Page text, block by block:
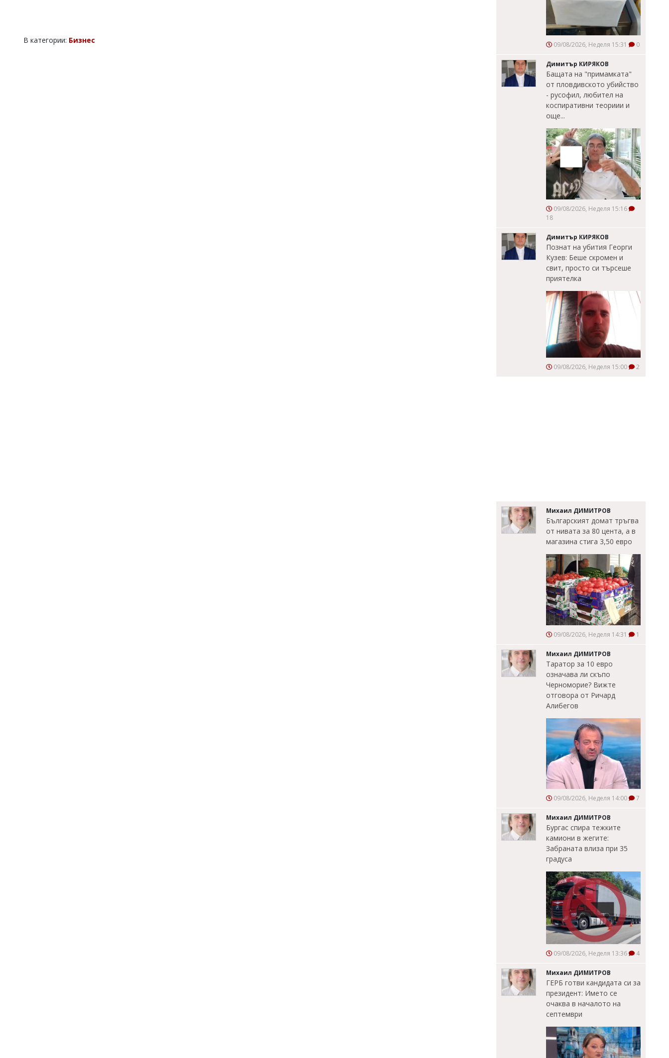
В категории: Бизнес 09/08/2026, Неделя 15:31 0
Димитър КИРЯКОВ
Бащата на "примамката"
от пловдивското убийство
- русофил, любител на
коспиративни теориии и
още...
09/08/2026, Неделя 15:16
18
Димитър КИРЯКОВ
Познат на убития Георги
Кузев: Беше скромен и
свит, просто си търсеше
приятелка
09/08/2026, Неделя 15:00 2
Михаил ДИМИТРОВ
Българският домат тръгва
от нивата за 80 цента, а в
магазина стига 3,50 евро
09/08/2026, Неделя 14:31 1
Михаил ДИМИТРОВ
Таратор за 10 евро
означава ли скъпо
Черноморие? Вижте
отговора от Ричард
Алибегов
09/08/2026, Неделя 14:00 7
Михаил ДИМИТРОВ
Бургас спира тежките
камиони в жегите:
Забраната влиза при 35
градуса
09/08/2026, Неделя 13:36 4
Михаил ДИМИТРОВ
ГЕРБ готви кандидата си за
президент: Името се
очаква в началото на
септември